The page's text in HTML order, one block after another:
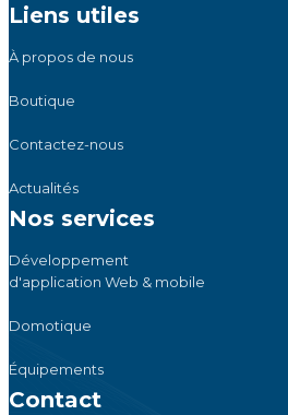
Liens utiles
À propos de nous
Boutique
Contactez-nous
Actualités
Nos services
Développement
d'application Web & mobile
Domotique
Équipements
Contact